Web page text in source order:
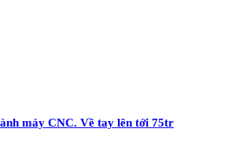
máy CNC. Về tay lên tới 75tr